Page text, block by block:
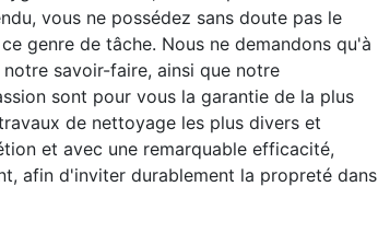
vous ne possédez sans doute pas le
genre de tâche. Nous ne demandons qu'à
savoir-faire, ainsi que notre
sont pour vous la garantie de la plus
de nettoyage les plus divers et
et avec une remarquable efficacité,
afin d'inviter durablement la propreté dans